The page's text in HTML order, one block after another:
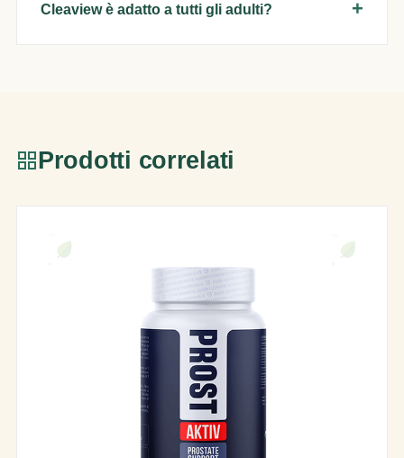
Cleaview è adatto a tutti gli adulti?
Prodotti correlati